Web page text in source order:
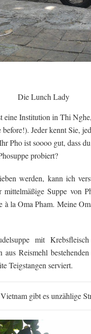
Die Lunch Lady
Institution in Thi
before!). Jeder kennt Sie,
Pho ist soooo gut, dass
probiert?
werden, kann ich
Suppe von
la Oma Pham. Meine
mit
Reismehl
Teigstangen serviert.
gibt es unzählige